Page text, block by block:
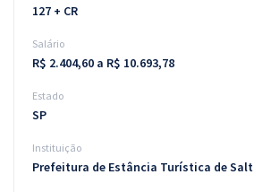
Aprovados
Atendimento
127 + CR
Salário
R$ 2.404,60 a R$ 10.693,78
Estado
SP
Instituição
Prefeitura de Estância Turística de